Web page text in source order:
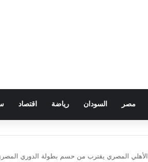
مصر السودان رياضة اقتصاد
الأهلي المصري يقترب من حسم بطولة الدوري